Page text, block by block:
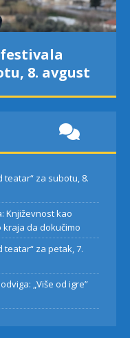
8. avgust
teatar“ za subotu, 8.
Književnost kao
kraja da dokučimo
teatar“ za petak, 7.
„Više od igre”